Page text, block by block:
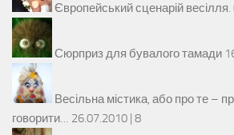
Європейський сценарій весілля.
Сюрприз для бувалого тамади
Весільна містика, або про те –
говорити… 26.07.2010 | 8